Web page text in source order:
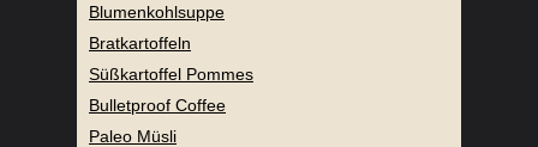
Blumenkohlsuppe
Bratkartoffeln
Süßkartoffel Pommes
Bulletproof Coffee
Paleo Müsli